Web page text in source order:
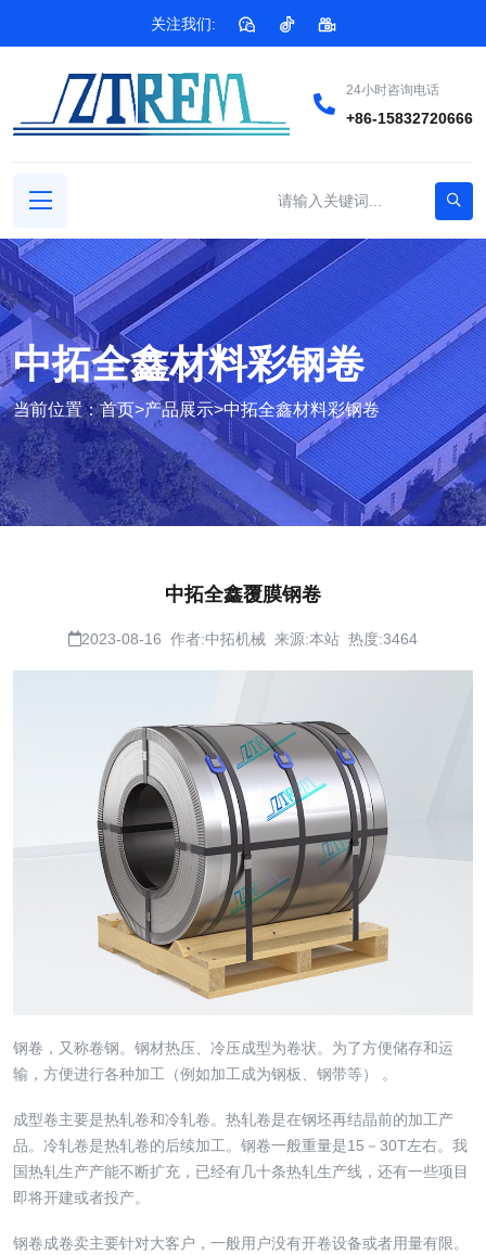
关注我们:
24小时咨询电话
+86-15832720666
中拓全鑫材料彩钢卷
当前位置：首页>产品展示>中拓全鑫材料彩钢卷
中拓全鑫覆膜钢卷
2023-08-16 作者:中拓机械 来源:本站 热度:3464
钢卷，又称卷钢。钢材热压、冷压成型为卷状。为了方便储存和运
输，方便进行各种加工（例如加工成为钢板、钢带等） 。
成型卷主要是热轧卷和冷轧卷。热轧卷是在钢坯再结晶前的加工产
品。冷轧卷是热轧卷的后续加工。钢卷一般重量是15－30T左右。我
国热轧生产产能不断扩充，已经有几十条热轧生产线，还有一些项目
即将开建或者投产。
钢卷成卷卖主要针对大客户，一般用户没有开卷设备或者用量有限。